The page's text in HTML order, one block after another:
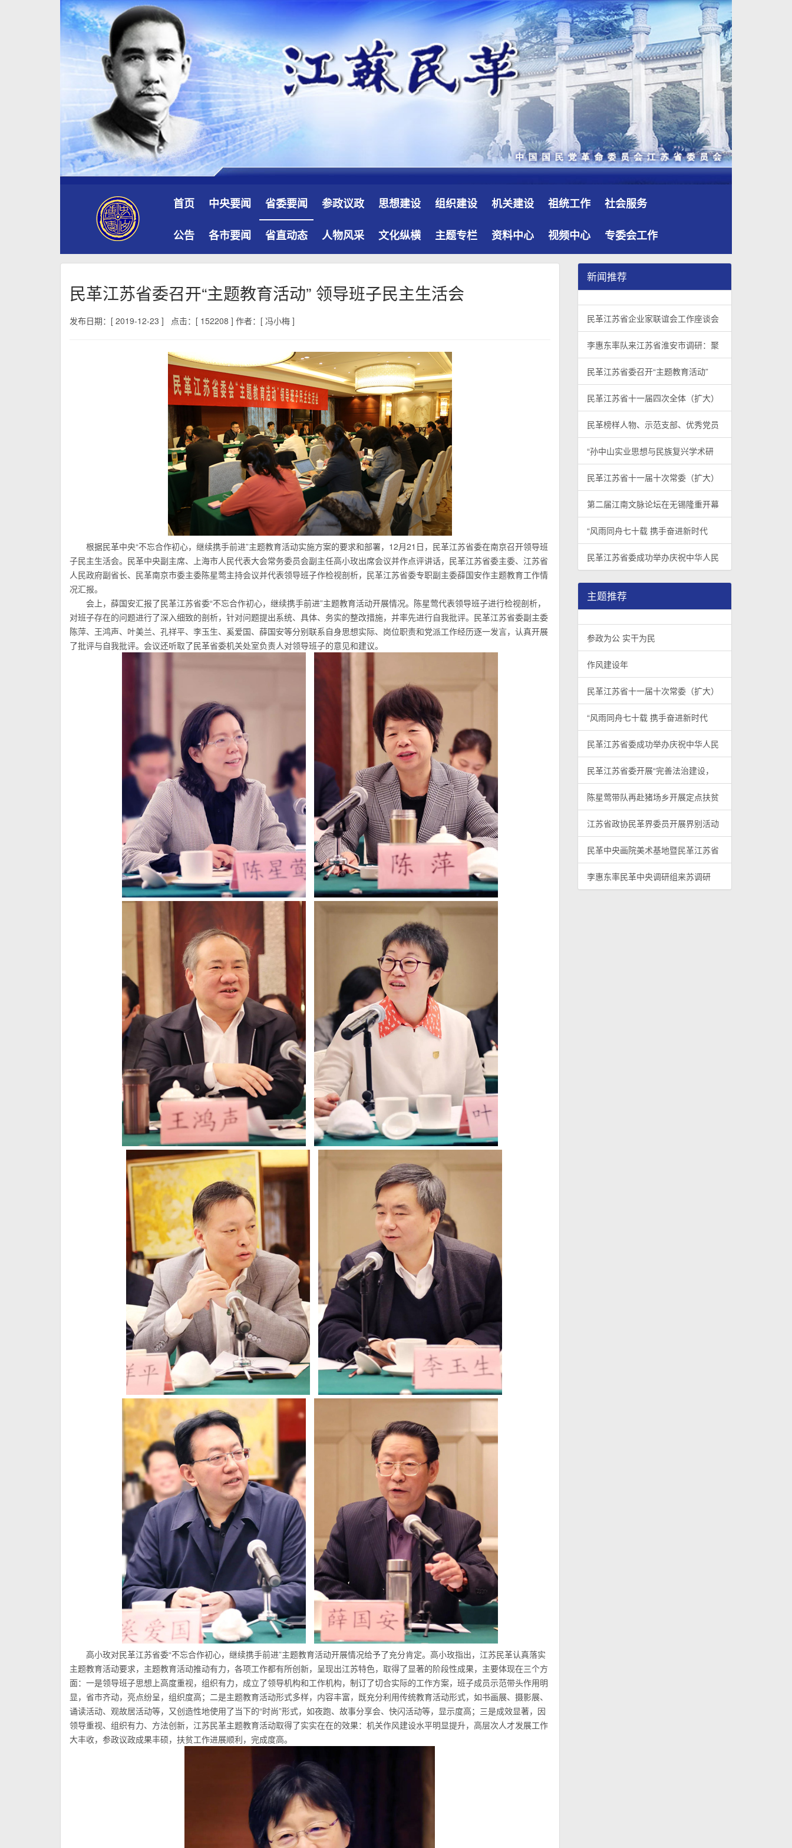
首页 中央要闻 省委要闻 参政议政 思想建设 组织建设 机关建设 祖统工作 社会服务
公告 各市要闻 省直动态 人物风采 文化纵横 主题专栏 资料中心 视频中心 专委会工作
民革江苏省委召开“主题教育活动” 领导班子民主生活会
发布日期：[ 2019-12-23 ] 点击：[ 152208 ] 作者：[ 冯小梅 ]
根据民革中央“不忘合作初心，继续携手前进”主题教育活动实施方案的要求和部署，12月21日，民革江苏省委在南京召开领导班
子民主生活会。民革中央副主席、上海市人民代表大会常务委员会副主任高小玫出席会议并作点评讲话，民革江苏省委主委、江苏省
人民政府副省长、民革南京市委主委陈星莺主持会议并代表领导班子作检视剖析，民革江苏省委专职副主委薛国安作主题教育工作情
况汇报。
会上，薛国安汇报了民革江苏省委“不忘合作初心，继续携手前进”主题教育活动开展情况。陈星莺代表领导班子进行检视剖析，
对班子存在的问题进行了深入细致的剖析，针对问题提出系统、具体、务实的整改措施，并率先进行自我批评。民革江苏省委副主委
陈萍、王鸿声、叶美兰、孔祥平、李玉生、奚爱国、薛国安等分别联系自身思想实际、岗位职责和党派工作经历逐一发言，认真开展
了批评与自我批评。会议还听取了民革省委机关处室负责人对领导班子的意见和建议。
高小玫对民革江苏省委“不忘合作初心，继续携手前进”主题教育活动开展情况给予了充分肯定。高小玫指出，江苏民革认真落实
主题教育活动要求，主题教育活动推动有力，各项工作都有所创新，呈现出江苏特色，取得了显著的阶段性成果，主要体现在三个方
面：一是领导班子思想上高度重视，组织有力，成立了领导机构和工作机构，制订了切合实际的工作方案，班子成员示范带头作用明
显，省市齐动，亮点纷呈，组织度高；二是主题教育活动形式多样，内容丰富，既充分利用传统教育活动形式，如书画展、摄影展、
诵读活动、观故居活动等，又创造性地使用了当下的“时尚”形式，如夜跑、故事分享会、快闪活动等，显示度高；三是成效显著，因
领导重视、组织有力、方法创新，江苏民革主题教育活动取得了实实在在的效果：机关作风建设水平明显提升，高层次人才发展工作
大丰收，参政议政成果丰硕，扶贫工作进展顺利，完成度高。
新闻推荐
民革江苏省企业家联谊会工作座谈会在宁召开
1/3 李惠东率队来江苏省淮安市调研：聚焦民革党
2/3 民革江苏省委召开“主题教育活动” 领导班子民
3/3
民革江苏省企业家联谊会工作座谈会
李惠东率队来江苏省淮安市调研：聚
民革江苏省委召开“主题教育活动”
民革江苏省十一届四次全体（扩大）
民革榜样人物、示范支部、优秀党员
“孙中山实业思想与民族复兴学术研
民革江苏省十一届十次常委（扩大）
第二届江南文脉论坛在无锡隆重开幕
“风雨同舟七十载 携手奋进新时代
民革江苏省委成功举办庆祝中华人民
主题推荐
参政为公 实干为民
作风建设年
民革江苏省十一届十次常委（扩大）
“风雨同舟七十载 携手奋进新时代
民革江苏省委成功举办庆祝中华人民
民革江苏省委开展“完善法治建设，
陈星莺带队再赴猪场乡开展定点扶贫
江苏省政协民革界委员开展界别活动
民革中央画院美术基地暨民革江苏省
李惠东率民革中央调研组来苏调研